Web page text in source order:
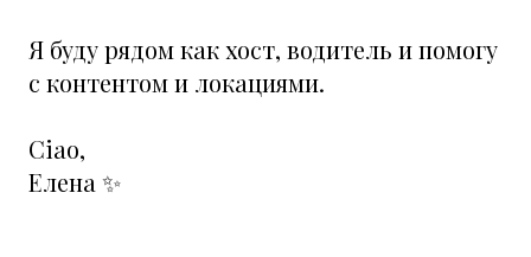
Я буду рядом как хост, водитель и помогу
с контентом и локациями.
Ciao,
Елена ✨